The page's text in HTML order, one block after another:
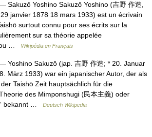
Sakuzō Yoshino Sakuzō Yoshino (吉野 作造,
janvier 1878 18 mars 1933) est un écrivain
surtout connu pour ses écrits sur la
sur sa théorie appelée
ou …
Wikipédia en Français
Yoshino Sakuzō (jap. 吉野 作造; * 20. Januar
März 1933) war ein japanischer Autor, der als
Taishō Zeit hauptsächlich für die
des Mimponshugi (民本主義) oder
bekannt …
Deutsch Wikipedia